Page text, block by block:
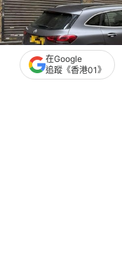
在Google
追蹤《香港01》